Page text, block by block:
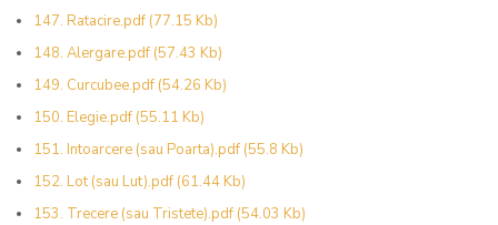
147. Ratacire.pdf (77.15 Kb)
148. Alergare.pdf (57.43 Kb)
149. Curcubee.pdf (54.26 Kb)
150. Elegie.pdf (55.11 Kb)
151. Intoarcere (sau Poarta).pdf (55.8 Kb)
152. Lot (sau Lut).pdf (61.44 Kb)
153. Trecere (sau Tristete).pdf (54.03 Kb)